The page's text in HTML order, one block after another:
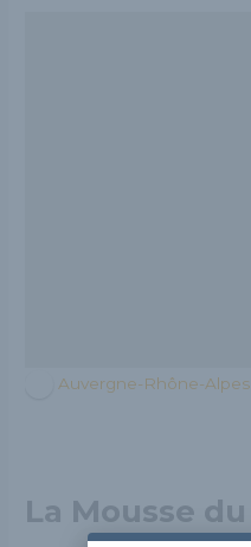
Auvergne-Rhône-Alpes
La Mousse du